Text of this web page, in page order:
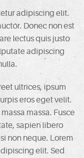
adipiscing elit.
Donec non est
lectus quis justo
adipiscing
ultrices, ipsum
eros eget velit.
massa. Fusce
sapien libero
non neque. Lorem
elit. Sed